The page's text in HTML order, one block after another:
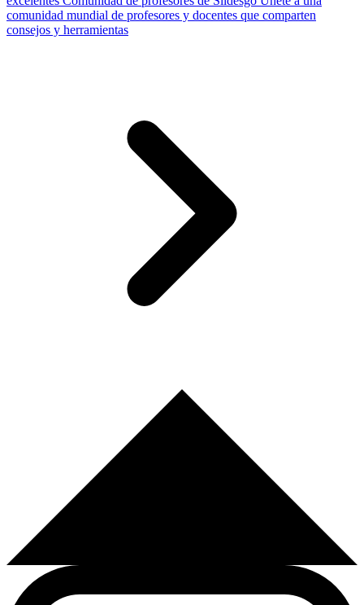
comunidad mundial de profesores y docentes que comparten
consejos y herramientas